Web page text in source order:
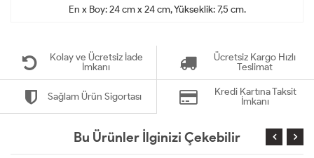
En x Boy: 24 cm x 24 cm, Yükseklik: 7,5 cm.
Kolay ve Ücretsiz İade
İmkanı
Ücretsiz Kargo Hızlı
Teslimat
Sağlam Ürün Sigortası
Kredi Kartına Taksit
İmkanı
Bu Ürünler İlginizi Çekebilir